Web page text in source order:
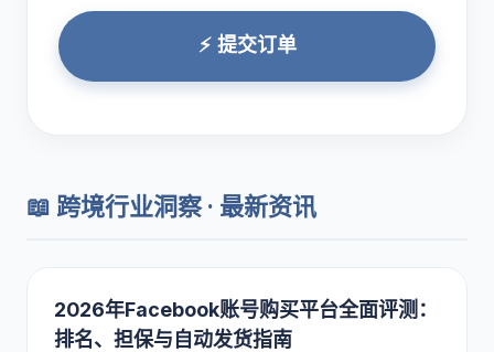
⚡ 提交订单
📖 跨境行业洞察 · 最新资讯
2026年Facebook账号购买平台全面评测：
排名、担保与自动发货指南